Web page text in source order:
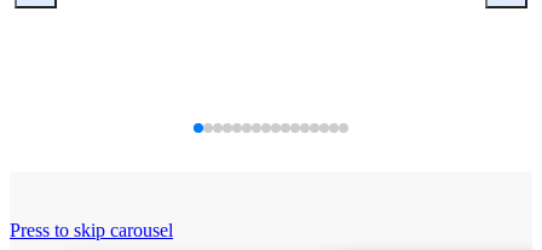
Press to skip carousel